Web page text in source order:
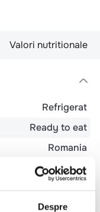
Despre
Valori nutritionale
Refrigerat
Ready to eat
Romania
Borcan